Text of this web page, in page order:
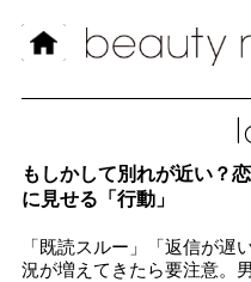
もしかして別れが近い？
に見せる「行動」
「既読スルー」「返信が遅
況が増えてきたら要注意。